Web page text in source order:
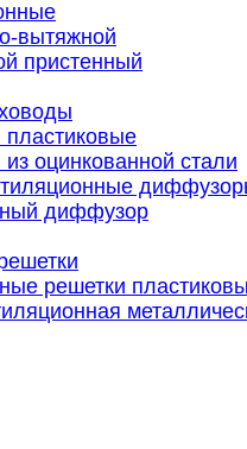
вытяжной
пристенный
оцинкованной стали
диффузор
решетки